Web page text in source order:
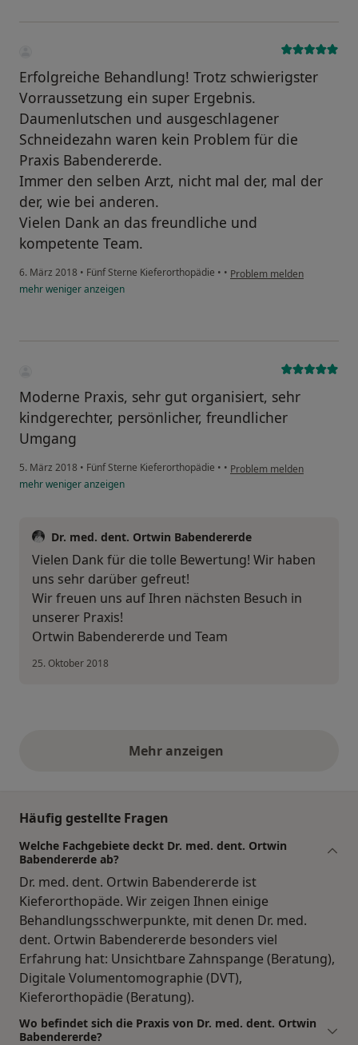
Erfolgreiche Behandlung! Trotz schwierigster
Vorraussetzung ein super Ergebnis.
Daumenlutschen und ausgeschlagener
Schneidezahn waren kein Problem für die
Praxis Babendererde.
Immer den selben Arzt, nicht mal der, mal der
der, wie bei anderen.
Vielen Dank an das freundliche und
kompetente Team.
6. März 2018 • Fünf Sterne Kieferorthopädie • • Problem melden
mehrwenigeranzeigen
Moderne Praxis, sehr gut organisiert, sehr
kindgerechter, persönlicher, freundlicher
Umgang
5. März 2018 • Fünf Sterne Kieferorthopädie • • Problem melden
mehrwenigeranzeigen
Dr. med. dent. Ortwin Babendererde
Vielen Dank für die tolle Bewertung! Wir haben
uns sehr darüber gefreut!
Wir freuen uns auf Ihren nächsten Besuch in
unserer Praxis!
Ortwin Babendererde und Team
25. Oktober 2018
Mehr anzeigenobige Stellungnahmen
Häufig gestellte Fragen
Welche Fachgebiete deckt Dr. med. dent. Ortwin
Babendererde ab?
Dr. med. dent. Ortwin Babendererde ist
Kieferorthopäde. Wir zeigen Ihnen einige
Behandlungsschwerpunkte, mit denen Dr. med.
dent. Ortwin Babendererde besonders viel
Erfahrung hat: Unsichtbare Zahnspange (Beratung),
Digitale Volumentomographie (DVT),
Kieferorthopädie (Beratung).
Wo befindet sich die Praxis von Dr. med. dent. Ortwin
Babendererde?